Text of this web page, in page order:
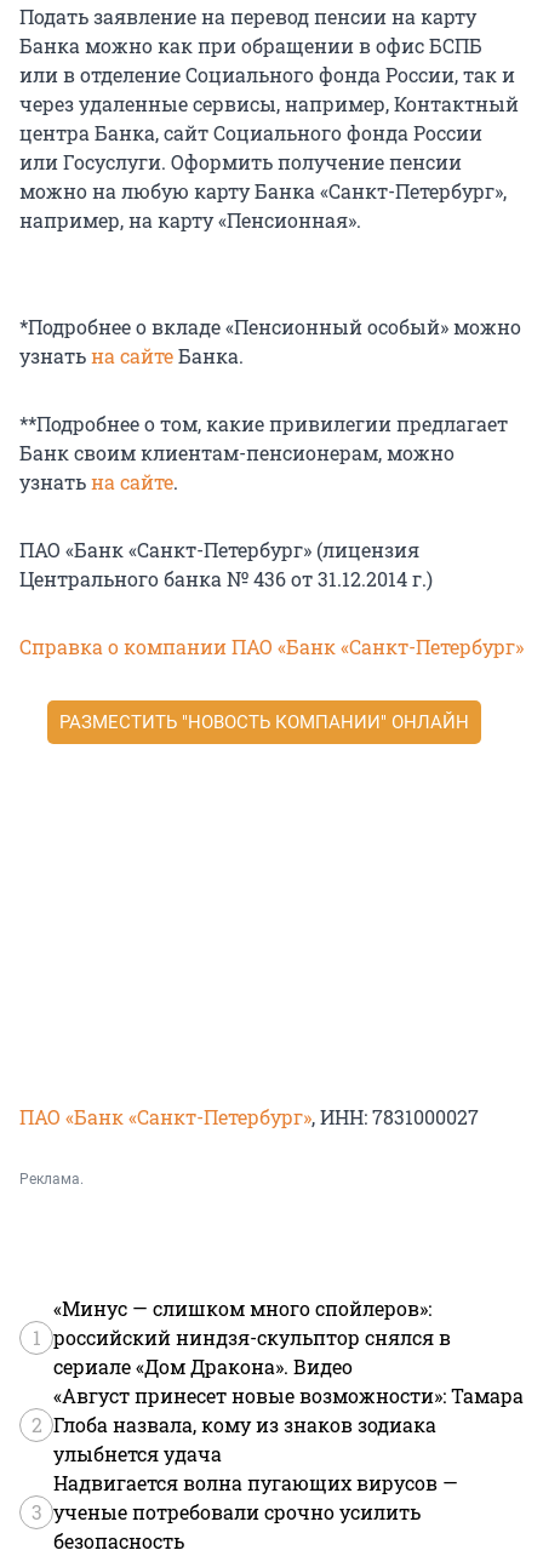
Подать заявление на перевод пенсии на карту
Банка можно как при обращении в офис БСПБ
или в отделение Социального фонда России, так и
через удаленные сервисы, например, Контактный
центра Банка, сайт Социального фонда России
или Госуслуги. Оформить получение пенсии
можно на любую карту Банка «Санкт-Петербург»,
например, на карту «Пенсионная».
*Подробнее о вкладе «Пенсионный особый» можно
узнатьна сайтеБанка.
**Подробнее о том, какие привилегии предлагает
Банк своим клиентам-пенсионерам, можно
узнатьна сайте.
ПАО «Банк «Санкт-Петербург» (лицензия
Центрального банка № 436 от 31.12.2014 г.)
Справка о компании ПАО «Банк «Санкт-Петербург»
РАЗМЕСТИТЬ "НОВОСТЬ КОМПАНИИ" ОНЛАЙН
ПАО «Банк «Санкт-Петербург», ИНН: 7831000027
Реклама.
1
«Минус — слишком много спойлеров»:
российский ниндзя-скульптор снялся в
сериале «Дом Дракона». Видео
2
«Август принесет новые возможности»: Тамара
Глоба назвала, кому из знаков зодиака
улыбнется удача
3
Надвигается волна пугающих вирусов —
ученые потребовали срочно усилить
безопасность